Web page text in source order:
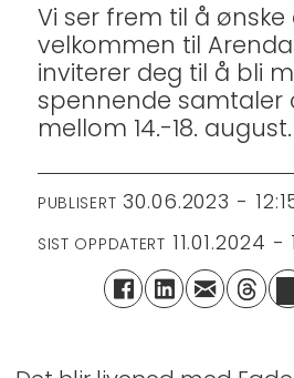
Vi ser frem til å ønske
velkommen til
inviterer deg til å bli
spennende samtaler
mellom 14.-18. august.
PUBLISERT 30.06.2023 -
SIST OPPDATERT 11.01.2024 -